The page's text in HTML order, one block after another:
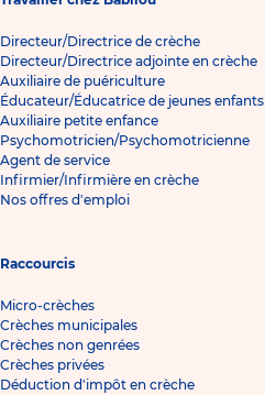
Directeur/Directrice de crèche
Directeur/Directrice adjointe en crèche
Auxiliaire de puériculture
Éducateur/Éducatrice de jeunes enfants
Auxiliaire petite enfance
Psychomotricien/Psychomotricienne
Agent de service
Infirmier/Infirmière en crèche
Nos offres d'emploi
Raccourcis
Micro-crèches
Crèches municipales
Crèches non genrées
Crèches privées
Déduction d'impôt en crèche